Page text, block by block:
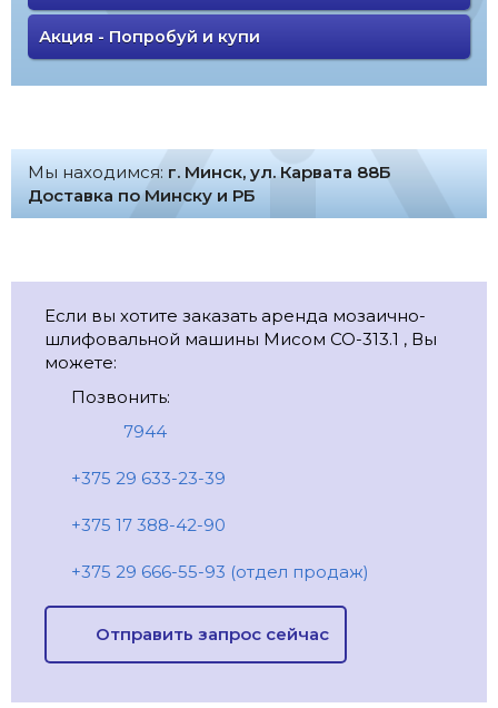
Акция - Попробуй и купи
Мы находимся: г. Минск, ул. Карвата 88Б
Доставка по Минску и РБ
Если вы хотите заказать аренда мозаично-
шлифовальной машины Мисом СО-313.1 , Вы
можете:
Позвонить:
7944
+375 29 633-23-39
+375 17 388-42-90
+375 29 666-55-93 (отдел продаж)
Отправить запрос сейчас